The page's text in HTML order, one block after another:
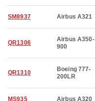
SM8937 Airbus A321
QR1306
Airbus A350-
900
QR1310
Boeing 777-
200LR
MS935 Airbus A320